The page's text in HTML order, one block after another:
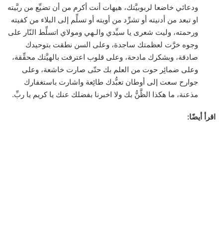
ودعائي خاضعا لربوبيَّتك، هيهات أنت أكرم من أن تضيِّع من ربَّيته
او تبعد من أدنيته أو تشرِّد من أويته أو تسلِّم إلى البلاء من كفيته
ورحمته، وليت شعرى يا سيِّدي والـهي ومولاي اتسلِّط النّار على
وجوه خرَّت لعظمتك ساجدة، وعلى السن نطقت بتوحيدك
صادقة، وبشكرك مادحة، وعلى قلوب اعترفت بالهيَّتك محقِّقة،
وعلى ضمائِر حوت من العلم بك حتّى صارت خاشعة، وعلى
جوارح سعت إلى أوطان تعبُّدك طائِعة واشارت باستغفارك
مذعنة، ما هكذا الظَّنُّ بك ولا اخبرنا بفضلك عنك يا كريم يا ربِّ.
اقرأ أيضًا: